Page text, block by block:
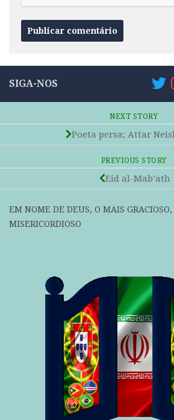
SIGA-NOS
NEXT STORY
Poeta persa; Attar
PREVIOUS STORY
Eid al-Mab’ath
EM NOME DE DEUS, O MAIS
MISERICORDIOSO